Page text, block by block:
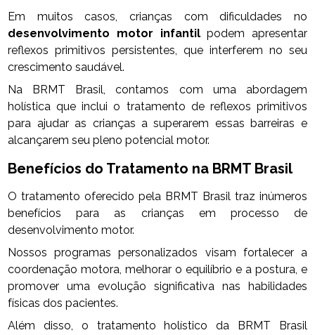
Em muitos casos, crianças com dificuldades no
desenvolvimento motor infantilpodem apresentar
reflexos primitivos persistentes, que interferem no seu
crescimento saudável.
Na BRMT Brasil, contamos com uma abordagem
holística que inclui o tratamento de reflexos primitivos
para ajudar as crianças a superarem essas barreiras e
alcançarem seu pleno potencial motor.
Benefícios do Tratamento na BRMT Brasil
O tratamento oferecido pela BRMT Brasil traz inúmeros
benefícios para as crianças em processo de
desenvolvimento motor.
Nossos programas personalizados visam fortalecer a
coordenação motora, melhorar o equilíbrio e a postura, e
promover uma evolução significativa nas habilidades
físicas dos pacientes.
Além disso, o tratamento holístico da BRMT Brasil